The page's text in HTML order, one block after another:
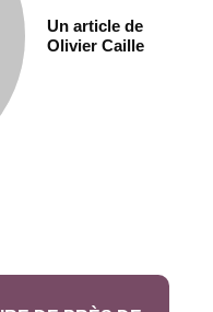
Un article de
Olivier Caille